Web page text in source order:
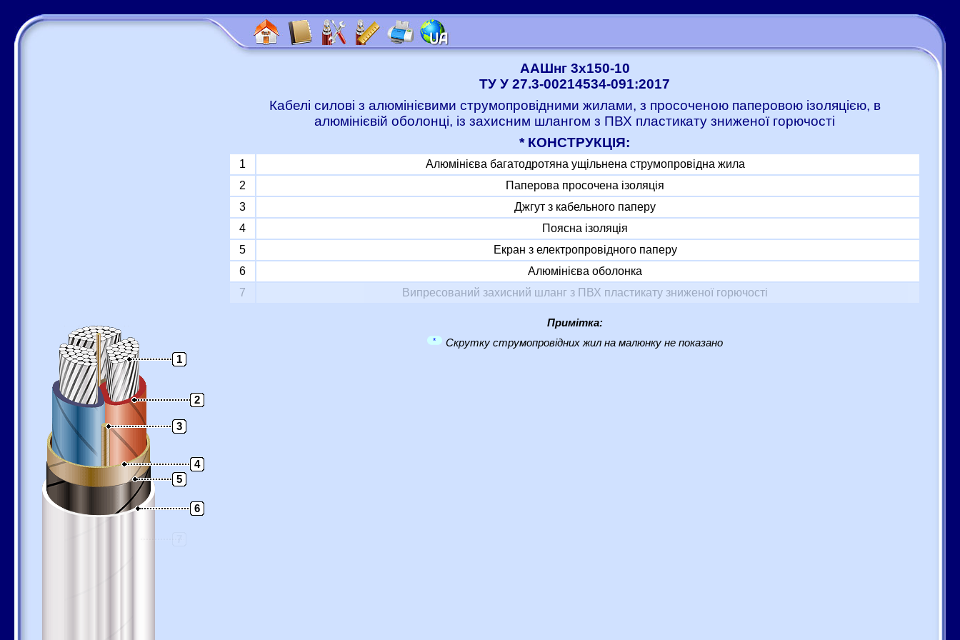
1
2
3
4
5
6
ААШнг 3x150-10
ТУ У 27.3-00214534-091:2017
Кабелі силові з алюмінієвими струмопровідними жилами, з просоченою паперовою ізоляцією, в
алюмінієвій оболонці, із захисним шлангом з ПВХ пластикату зниженої горючості
* КОНСТРУКЦІЯ:
1
Алюмінієва багатодротяна ущільнена струмопровідна жила
2
Паперова просочена ізоляція
3
Джгут з кабельного паперу
4
Поясна ізоляція
5
Екран з електропровідного паперу
6
Алюмінієва оболонка
7
Випресований захисний шланг з ПВХ пластикату зниженої горючості
Примітка:
* Скрутку струмопровідних жил на малюнку не показано